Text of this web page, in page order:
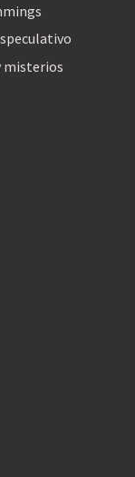
misterios